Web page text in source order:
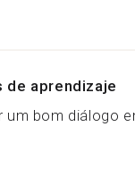
de aprendizaje
um bom diálogo